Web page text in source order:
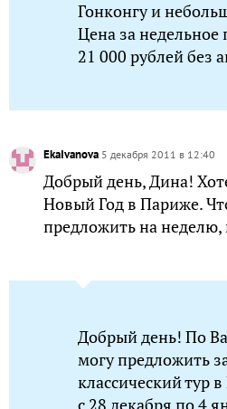
Гонконгу и
Цена за недельное
21 000 рублей без
EkaIvanova 5 декабря 2011 в 12:40
Добрый день, Дина!
Новый Год в Париже.
предложить на неделю,
Добрый день! По
могу предложить
классический тур